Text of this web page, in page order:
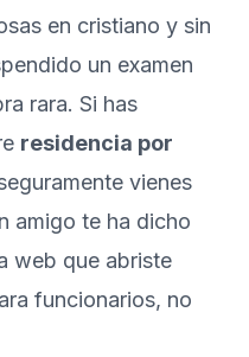
en cristiano y sin
un examen
rara. Si has
residencia por
vienes
amigo te ha dicho
web que abriste
funcionarios, no